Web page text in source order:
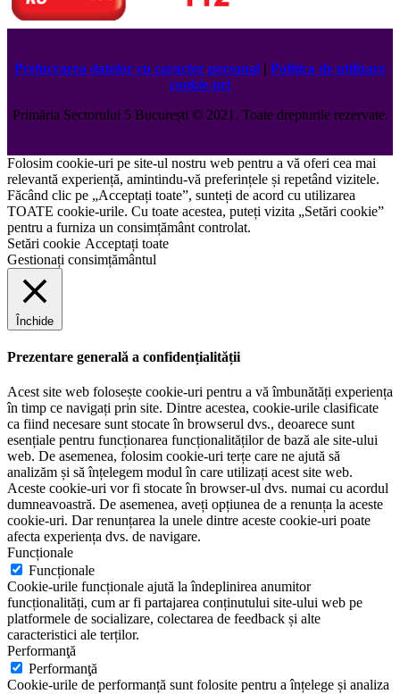
Prelucrarea datelor cu caracter personal | Politica de utilizare
cookie-uri
Primăria Sectorului 5 București ©️2021. Toate drepturile rezervate.
Folosim cookie-uri pe site-ul nostru web pentru a vă oferi cea mai
relevantă experiență, amintindu-vă preferințele și repetând vizitele.
Făcând clic pe „Acceptați toate”, sunteți de acord cu utilizarea
TOATE cookie-urile. Cu toate acestea, puteți vizita „Setări cookie”
pentru a furniza un consimțământ controlat.
Setări cookie Acceptați toate
Gestionați consimțământul
Închide
Prezentare generală a confidențialității
Acest site web folosește cookie-uri pentru a vă îmbunătăți experiența
în timp ce navigați prin site. Dintre acestea, cookie-urile clasificate
ca fiind necesare sunt stocate în browserul dvs., deoarece sunt
esențiale pentru funcționarea funcționalităților de bază ale site-ului
web. De asemenea, folosim cookie-uri terțe care ne ajută să
analizăm și să înțelegem modul în care utilizați acest site web.
Aceste cookie-uri vor fi stocate în browser-ul dvs. numai cu acordul
dumneavoastră. De asemenea, aveți opțiunea de a renunța la aceste
cookie-uri. Dar renunțarea la unele dintre aceste cookie-uri poate
afecta experiența dvs. de navigare.
Funcționale
Funcționale
Cookie-urile funcționale ajută la îndeplinirea anumitor
funcționalități, cum ar fi partajarea conținutului site-ului web pe
platformele de socializare, colectarea de feedback și alte
caracteristici ale terților.
Performanţă
Performanţă
Cookie-urile de performanță sunt folosite pentru a înțelege și analiza